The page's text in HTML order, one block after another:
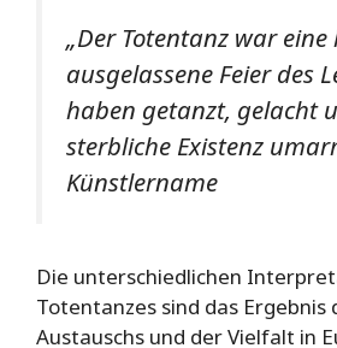
„Der Totentanz war
ausgelassene Feier des
haben getanzt, gelacht
sterbliche Existenz
Künstlername
Die unterschiedlichen
Totentanzes sind das Ergebnis
Austauschs und der Vielfalt in